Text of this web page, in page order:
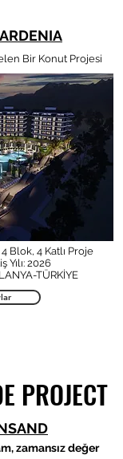
Bir Konut Projesi
Blok, 4 Katlı Proje
Yılı: 2026
TÜRKİYE
PROJECT
PROJECT
zamansız değer